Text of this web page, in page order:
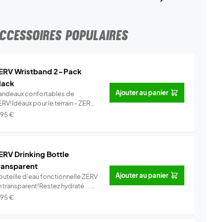
POPULAIRES
Wristband 2-Pack
confortables de
pour le terrain - ZERV
€
Ajouter au panier
Drinking Bottle
d'eau fonctionnelle ZERV
transparent!Restez hydraté ...
Info€
Ajouter au panier